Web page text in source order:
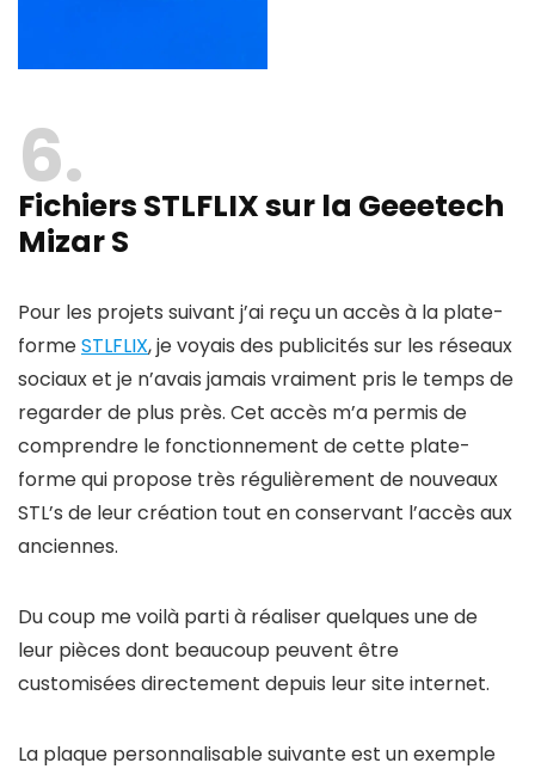
6
Fichiers STLFLIX sur la Geeetech
Mizar S
Pour les projets suivant j’ai reçu un accès à la plate-
formeSTLFLIX, je voyais des publicités sur les réseaux
sociaux et je n’avais jamais vraiment pris le temps de
regarder de plus près. Cet accès m’a permis de
comprendre le fonctionnement de cette plate-
forme qui propose très régulièrement de nouveaux
STL’s de leur création tout en conservant l’accès aux
anciennes.
Du coup me voilà parti à réaliser quelques une de
leur pièces dont beaucoup peuvent être
customisées directement depuis leur site internet.
La plaque personnalisable suivante est un exemple